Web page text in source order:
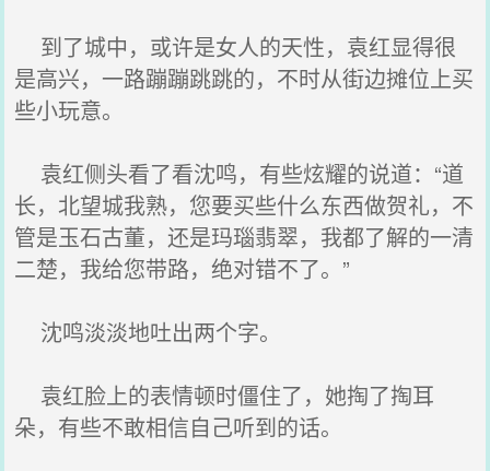
到了城中，或许是女人的天性，袁红显得很
是高兴，一路蹦蹦跳跳的，不时从街边摊位上买
些小玩意。
袁红侧头看了看沈鸣，有些炫耀的说道：“道
长，北望城我熟，您要买些什么东西做贺礼，不
管是玉石古董，还是玛瑙翡翠，我都了解的一清
二楚，我给您带路，绝对错不了。”
沈鸣淡淡地吐出两个字。
袁红脸上的表情顿时僵住了，她掏了掏耳
朵，有些不敢相信自己听到的话。